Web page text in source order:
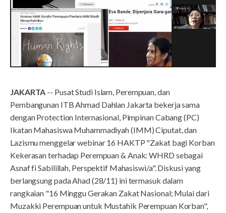
JAKARTA -- Pusat Studi Islam, Perempuan, dan
Pembangunan ITB Ahmad Dahlan Jakarta bekerja sama
dengan Protection Internasional, Pimpinan Cabang (PC)
Ikatan Mahasiswa Muhammadiyah (IMM) Ciputat, dan
Lazismu menggelar webinar 16 HAKTP "Zakat bagi Korban
Kekerasan terhadap Perempuan & Anak: WHRD sebagai
Asnaf fi Sabilillah, Perspektif Mahasiswi/a". Diskusi yang
berlangsung pada Ahad (28/11) ini termasuk dalam
rangkaian "16 Minggu Gerakan Zakat Nasional; Mulai dari
Muzakki Perempuan untuk Mustahik Perempuan Korban",